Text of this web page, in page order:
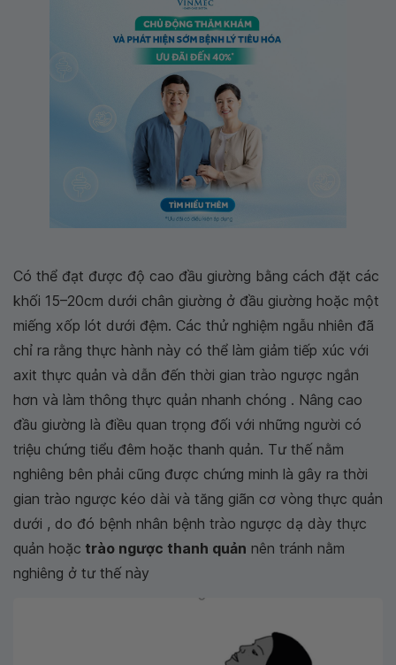
Có thể đạt được độ cao đầu giường bằng cách đặt các
khối 15–20cm dưới chân giường ở đầu giường hoặc một
miếng xốp lót dưới đệm. Các thử nghiệm ngẫu nhiên đã
chỉ ra rằng thực hành này có thể làm giảm tiếp xúc với
axit thực quản và dẫn đến thời gian trào ngược ngắn
hơn và làm thông thực quản nhanh chóng . Nâng cao
đầu giường là điều quan trọng đối với những người có
triệu chứng tiểu đêm hoặc thanh quản. Tư thế nằm
nghiêng bên phải cũng được chứng minh là gây ra thời
gian trào ngược kéo dài và tăng giãn cơ vòng thực quản
dưới , do đó bệnh nhân bệnh trào ngược dạ dày thực
quản hoặc trào ngược thanh quản nên tránh nằm
nghiêng ở tư thế này